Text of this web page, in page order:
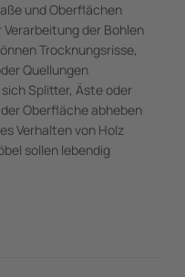
und Oberflächen
der Bohlen
Trocknungsrisse,
Quellungen
Splitter, Äste oder
Oberfläche abheben
Verhalten von Holz
sollen lebendig